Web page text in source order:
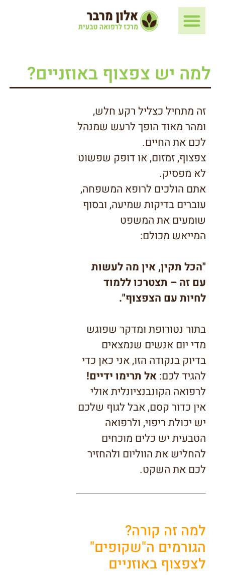
למה יש צפצוף באוזניים?
זה מתחיל כצליל רקע חלש,
ומהר מאוד הופך לרעש שמנהל
לכם את החיים.
צפצוף, זמזום, או דופק שפשוט
לא מפסיק.
אתם הולכים לרופא המשפחה,
עוברים בדיקות שמיעה, ובסוף
שומעים את המשפט
המייאש מכולם:
"הכל תקין, אין מה לעשות
עם זה – תצטרכו ללמוד
לחיות עם הצפצוף".
בתור נטורופת ומדקר שפוגש
מדי יום אנשים שנמצאים
בדיוק בנקודה הזו, אני כאן כדי
להגיד לכם: אל תרימו ידיים!
לרפואה הקונבנציונלית אולי
אין כדור קסם, אבל לגוף שלכם
יש יכולת ריפוי, ולרפואה
הטבעית יש כלים מוכחים
להחליש את הווליום ולהחזיר
לכם את השקט.
למה זה קורה?
הגורמים ה"שקופים"
לצפצוף באוזניים